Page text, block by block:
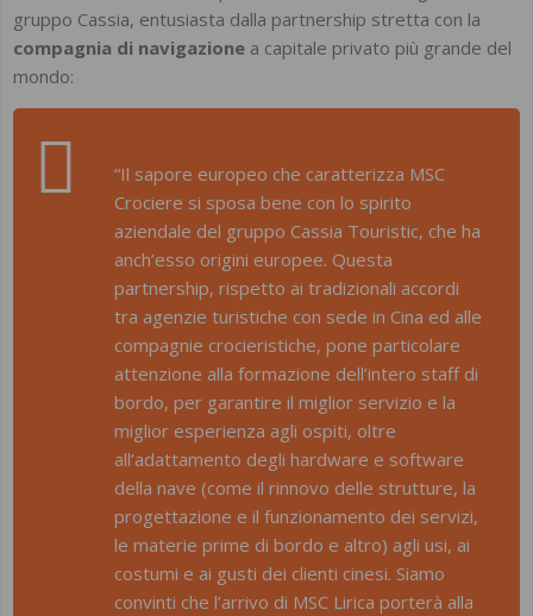
gruppo Cassia, entusiasta dalla partnership stretta con la
compagnia di navigazione a capitale privato più grande del
mondo:
“Il sapore europeo che caratterizza MSC
Crociere si sposa bene con lo spirito
aziendale del gruppo Cassia Touristic, che ha
anch’esso origini europee. Questa
partnership, rispetto ai tradizionali accordi
tra agenzie turistiche con sede in Cina ed alle
compagnie crocieristiche, pone particolare
attenzione alla formazione dell’intero staff di
bordo, per garantire il miglior servizio e la
miglior esperienza agli ospiti, oltre
all’adattamento degli hardware e software
della nave (come il rinnovo delle strutture, la
progettazione e il funzionamento dei servizi,
le materie prime di bordo e altro) agli usi, ai
costumi e ai gusti dei clienti cinesi. Siamo
convinti che l’arrivo di MSC Lirica porterà alla